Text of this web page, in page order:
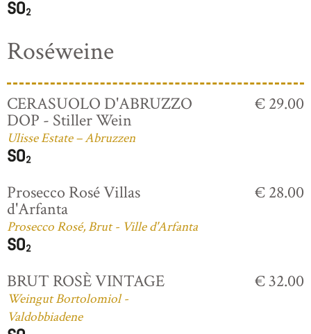
Roséweine
CERASUOLO D'ABRUZZO
DOP - Stiller Wein
Ulisse Estate – Abruzzen
€ 29.00
Prosecco Rosé Villas
d'Arfanta
Prosecco Rosé, Brut - Ville d'Arfanta
€ 28.00
BRUT ROSÈ VINTAGE
Weingut Bortolomiol -
Valdobbiadene
€ 32.00